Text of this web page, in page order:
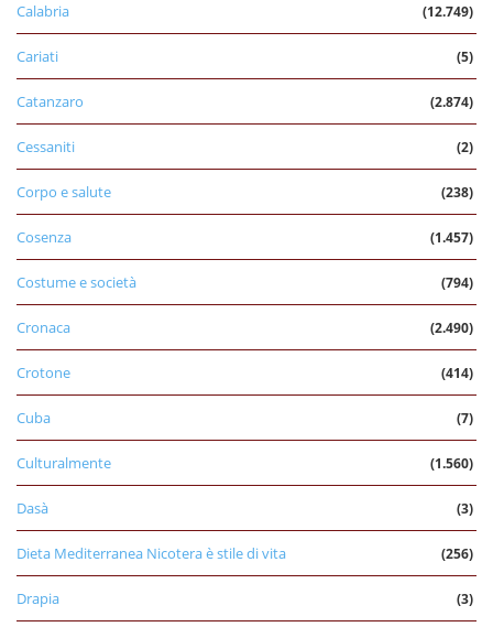
Calabria (12.749)
Cariati (5)
Catanzaro (2.874)
Cessaniti (2)
Corpo e salute (238)
Cosenza (1.457)
Costume e società (794)
Cronaca (2.490)
Crotone (414)
Cuba (7)
Culturalmente (1.560)
Dasà (3)
Dieta Mediterranea Nicotera è stile di vita (256)
Drapia (3)